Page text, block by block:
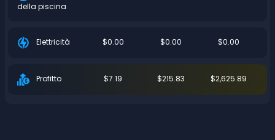
della piscina
Elettricità $0.00 $0.00 $0.00
Profitto $7.19 $215.83 $2,625.89